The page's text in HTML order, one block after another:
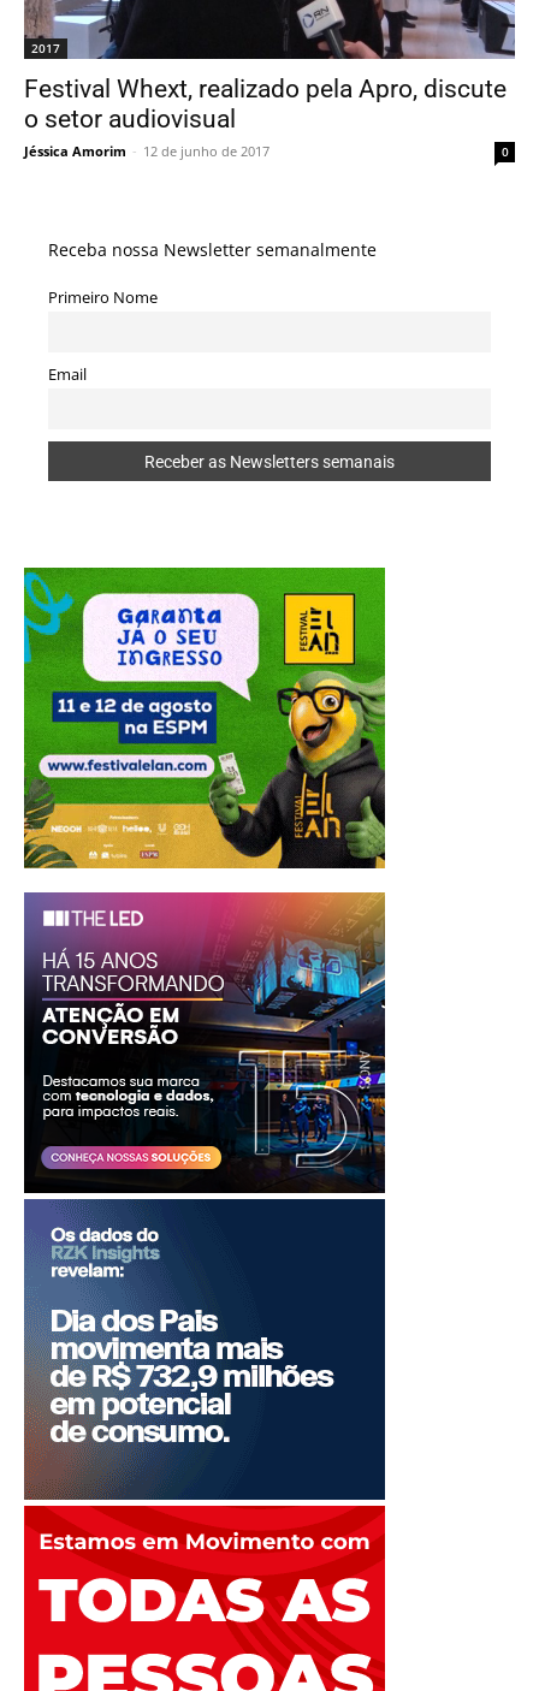
2017
Festival Whext, realizado pela Apro, discute
o setor audiovisual
Jéssica Amorim - 12 de junho de 2017 0
Receba nossa Newsletter semanalmente
Primeiro Nome
Email